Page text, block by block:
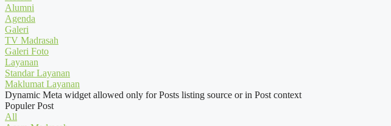
Alumni
Agenda
Galeri
TV Madrasah
Galeri Foto
Layanan
Standar Layanan
Maklumat Layanan
Dynamic Meta widget allowed only for Posts listing source or in Post context
Populer Post
All